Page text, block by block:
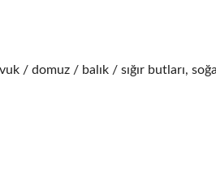
/ domuz / balık / sığır butları,
Rulolu Ekstrüzyon Filtresi